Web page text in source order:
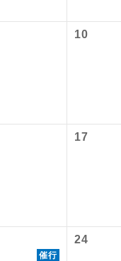
10
17
催行
24
【
関空